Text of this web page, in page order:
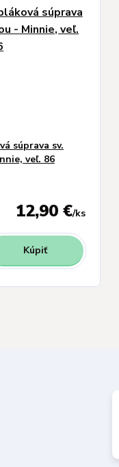
súprava sv.
veľ. 86
12,90 €/ks
Kúpiť